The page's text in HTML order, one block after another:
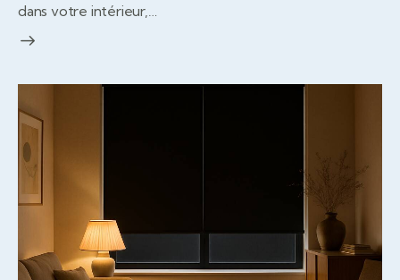
dans votre intérieur,…